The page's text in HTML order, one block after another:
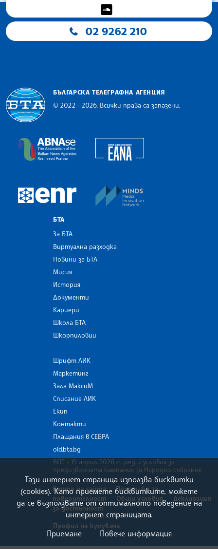
02 9262 210
БЪЛГАРСКА ТЕЛЕГРАФНА АГЕНЦИЯ
© 2022 - 2026, Всички права са запазени.
The Assocoation of the Balkan News Agencies
European Newsroom
БТА
За БТА
Виртуална разходка
Новини за БТА
Мисия
История
Документи
Кариери
Школа БТА
Шкорпиловци
Шрифт ЛИК
Маркетинг
Зала МаксиМ
Списание ЛИК
Екип
Контакти
Плащания в СЕБРА
old.bta.bg
ВОТ - 19 април 2026 г . ред и условия за
предизборната кампания за Народно събрание
Карта на сайта
Политика за
поверителност
Общи условия
Декларация
за достъпност
Профил на купувача
Тази интернет страница използва бисквитки
(cookies). Като приемете бисквитките, можете
да се възползвате от оптималното поведение на
интернет страницата.
Приемане
Повече информация